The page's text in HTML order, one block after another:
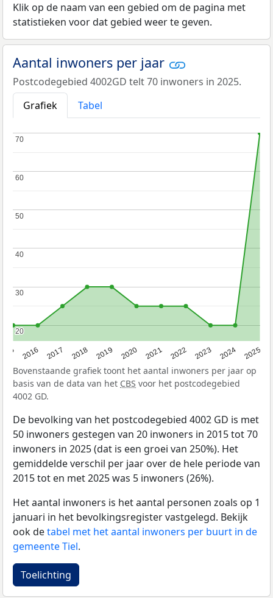
Klik op de naam van een gebied om de pagina met
statistieken voor dat gebied weer te geven.
Aantal inwoners per jaar
Postcodegebied 4002GD telt 70 inwoners in 2025.
Grafiek
Tabel
2016 2017 2018 2019 2020 2021 2022 2023 2024 2025
20
20
30
30
40
40
50
50
60
60
70
70
Bovenstaande grafiek toont het aantal inwoners per jaar op
basis van de data van het CBS voor het postcodegebied
4002 GD.
De bevolking van het postcodegebied 4002 GD is met
50 inwoners gestegen van 20 inwoners in 2015 tot 70
inwoners in 2025 (dat is een groei van 250%). Het
gemiddelde verschil per jaar over de hele periode van
2015 tot en met 2025 was 5 inwoners (26%).
Het aantal inwoners is het aantal personen zoals op 1
januari in het bevolkingsregister vastgelegd. Bekijk
ook detabel met het aantal inwoners per buurt in de
gemeente Tiel.
Toelichting